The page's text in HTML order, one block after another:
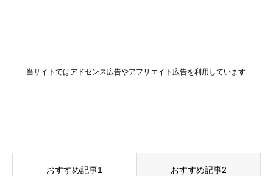
当サイトではアドセンス広告やアフリエイト広告を利用しています
おすすめ記事1 おすすめ記事2